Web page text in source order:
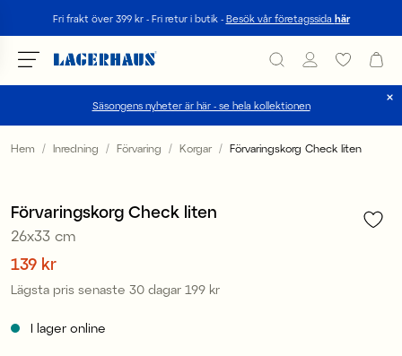
Fri frakt över 399 kr - Fri retur i butik - Besök vår företagssida här
Säsongens nyheter är här - se hela kollektionen
Välj språk / valuta
FI / EUR
SE / SEK
Hem Inredning Förvaring Korgar Förvaringskorg Check liten
Nyhet
Förvaringskorg Check liten
26x33 cm
Pris :139 kr
139 kr
Lägsta pris senaste 30 dagar Pris :199 kr
199 kr
I lager online